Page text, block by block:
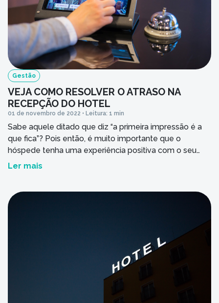
Você é cliente da APP Sistemas?
Nome do seu empreendimento hoteleiro
Seu hotel possui quantos apartamentos?
Mensagem
Ao informar meus dados, concordo em
comunicações da empresa.
Gestão
VEJA COMO RESOLVER O ATRASO NA
RECEPÇÃO DO HOTEL
01 de novembro de 2022 • Leitura: 1 min
Sabe aquele ditado que diz “a primeira impressão é a
que fica”? Pois então, é muito importante que o
hóspede tenha uma experiência positiva com o seu
hotel desde o primeiro contato, concorda? Por isso,
Seja consciente e […]
Ler mais